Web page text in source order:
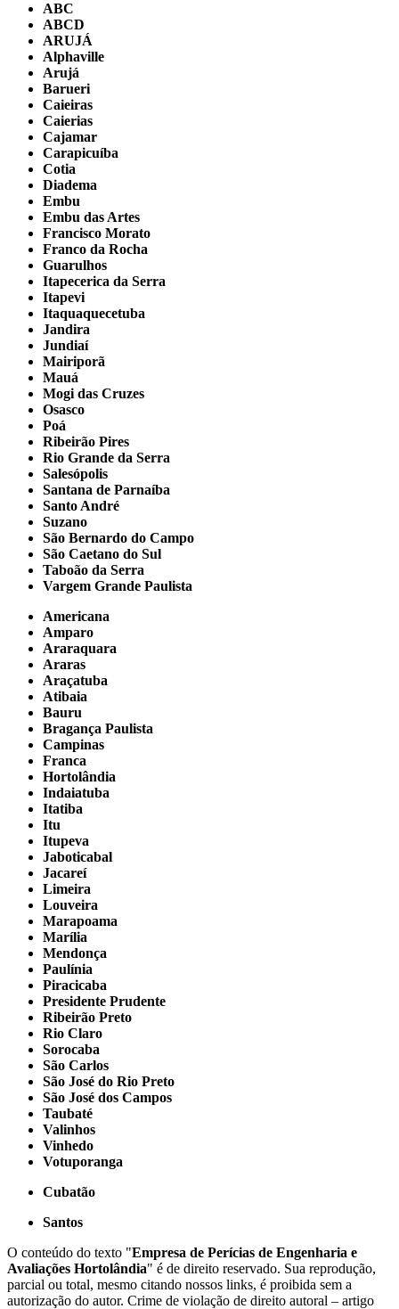
ABC
ABCD
ARUJÁ
Alphaville
Arujá
Barueri
Caieiras
Caierias
Cajamar
Carapicuíba
Cotia
Diadema
Embu
Embu das Artes
Francisco Morato
Franco da Rocha
Guarulhos
Itapecerica da Serra
Itapevi
Itaquaquecetuba
Jandira
Jundiaí
Mairiporã
Mauá
Mogi das Cruzes
Osasco
Poá
Ribeirão Pires
Rio Grande da Serra
Salesópolis
Santana de Parnaíba
Santo André
Suzano
São Bernardo do Campo
São Caetano do Sul
Taboão da Serra
Vargem Grande Paulista
Americana
Amparo
Araraquara
Araras
Araçatuba
Atibaia
Bauru
Bragança Paulista
Campinas
Franca
Hortolândia
Indaiatuba
Itatiba
Itu
Itupeva
Jaboticabal
Jacareí
Limeira
Louveira
Marapoama
Marília
Mendonça
Paulínia
Piracicaba
Presidente Prudente
Ribeirão Preto
Rio Claro
Sorocaba
São Carlos
São José do Rio Preto
São José dos Campos
Taubaté
Valinhos
Vinhedo
Votuporanga
Cubatão
Santos
O conteúdo do texto "Empresa de Perícias de Engenharia e
Avaliações Hortolândia" é de direito reservado. Sua reprodução,
parcial ou total, mesmo citando nossos links, é proibida sem a
autorização do autor. Crime de violação de direito autoral – artigo